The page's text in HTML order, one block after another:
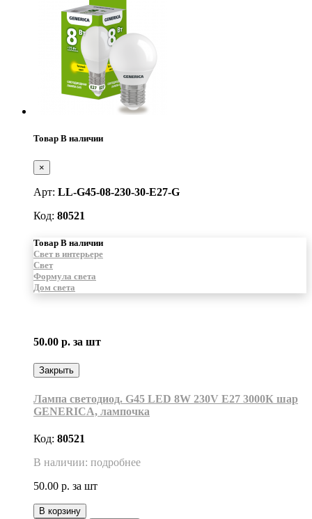
Товар В наличии
×
Арт: LL-G45-08-230-30-E27-G
Код: 80521
Товар В наличии
Свет в интерьере
Свет
Формула света
Дом света
50.00 р. за шт
Закрыть
Лампа светодиод. G45 LED 8W 230V E27 3000К шар
GENERICA, лампочка
Код: 80521
В наличии: подробнее
50.00 р. за шт
В корзину